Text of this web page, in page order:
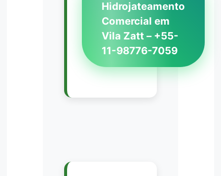
Hidrojateamento
Comercial em
Vila Zatt – +55-
11-98776-7059